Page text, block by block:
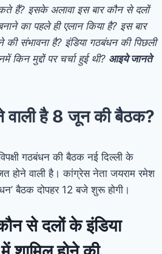
हैं? इसके अलावा इस बार कौन से दलों
का पहले ही एलान किया है? इस बार
की संभावना है? इंडिया गठबंधन की पिछली
मुद्दों पर चर्चा हुई थी? आइये जानते
वाली है 8 जून की बैठक?
गठबंधन की बैठक नई दिल्ली के
होने वाली है। कांग्रेस नेता जयराम रमेश
बैठक दोपहर 12 बजे शुरू होगी।
से दलों के इंडिया